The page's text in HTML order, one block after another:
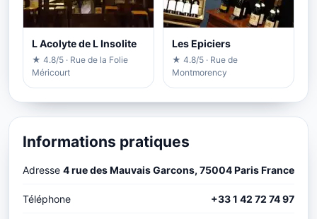
L Acolyte de L Insolite
★ 4.8/5 · Rue de la Folie
Méricourt
Les Epiciers
★ 4.8/5 · Rue de
Montmorency
Informations pratiques
Adresse 4 rue des Mauvais Garcons, 75004 Paris France
Téléphone +33 1 42 72 74 97